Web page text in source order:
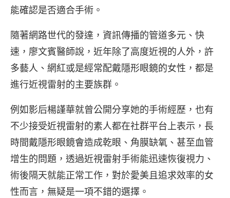
能確認是否適合手術。
隨著網路世代的發達，資訊傳播的管道多元、快
速，廖文賓醫師說，近年除了高度近視的人外，許
多藝人、網紅或是經常配戴隱形眼鏡的女性，都是
進行近視雷射的主要族群。
例如影后楊謹華就曾公開分享她的手術經歷，也有
不少接受近視雷射的素人都在社群平台上表示，長
時間戴隱形眼鏡會造成乾眼、角膜缺氧、甚至血管
增生的問題，透過近視雷射手術能迅速恢復視力、
術後隔天就能正常工作，對於愛美且追求效率的女
性而言，無疑是一項不錯的選擇。